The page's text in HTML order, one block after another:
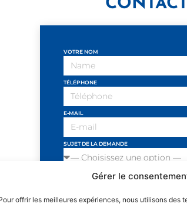
Gérer le
offrir les meilleures expériences, nous utilisons des
VOTRE NOM
TÉLÉPHONE
E-MAIL
SUJET DE LA DEMANDE
VOTRE MESSAGE